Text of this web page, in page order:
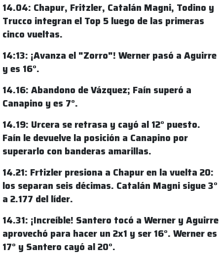
14.04: Chapur, Fritzler, Catalán Magni, Todino y
Trucco integran el Top 5 luego de las primeras
cinco vueltas.
14:13: ¡Avanza el "Zorro"! Werner pasó a Aguirre
y es 16°.
14.16: Abandono de Vázquez; Faín superó a
Canapino y es 7°.
14.19: Urcera se retrasa y cayó al 12° puesto.
Faín le devuelve la posición a Canapino por
superarlo con banderas amarillas.
14.21: Frtizler presiona a Chapur en la vuelta 20:
los separan seis décimas. Catalán Magni sigue 3°
a 2.177 del líder.
14.31: ¡Increíble! Santero tocó a Werner y Aguirre
aprovechó para hacer un 2x1 y ser 16°. Werner es
17° y Santero cayó al 20°.